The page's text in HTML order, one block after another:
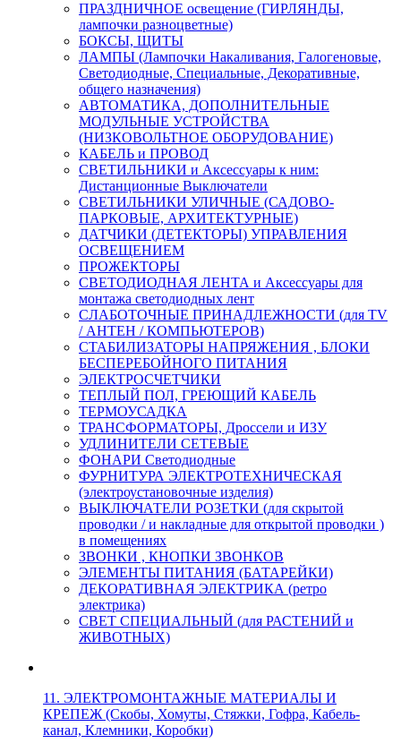
ПРАЗДНИЧНОЕ освещение (ГИРЛЯНДЫ,
лампочки разноцветные)
БОКСЫ, ЩИТЫ
ЛАМПЫ (Лампочки Накаливания, Галогеновые,
Светодиодные, Специальные, Декоративные,
общего назначения)
АВТОМАТИКА, ДОПОЛНИТЕЛЬНЫЕ
МОДУЛЬНЫЕ УСТРОЙСТВА
(НИЗКОВОЛЬТНОЕ ОБОРУДОВАНИЕ)
КАБЕЛЬ и ПРОВОД
СВЕТИЛЬНИКИ и Аксессуары к ним:
Дистанционные Выключатели
СВЕТИЛЬНИКИ УЛИЧНЫЕ (САДОВО-
ПАРКОВЫЕ, АРХИТЕКТУРНЫЕ)
ДАТЧИКИ (ДЕТЕКТОРЫ) УПРАВЛЕНИЯ
ОСВЕЩЕНИЕМ
ПРОЖЕКТОРЫ
СВЕТОДИОДНАЯ ЛЕНТА и Аксессуары для
монтажа светодиодных лент
СЛАБОТОЧНЫЕ ПРИНАДЛЕЖНОСТИ (для TV
/ АНТЕН / КОМПЬЮТЕРОВ)
СТАБИЛИЗАТОРЫ НАПРЯЖЕНИЯ , БЛОКИ
БЕСПЕРЕБОЙНОГО ПИТАНИЯ
ЭЛЕКТРОСЧЕТЧИКИ
ТЕПЛЫЙ ПОЛ, ГРЕЮЩИЙ КАБЕЛЬ
ТЕРМОУСАДКА
ТРАНСФОРМАТОРЫ, Дроссели и ИЗУ
УДЛИНИТЕЛИ СЕТЕВЫЕ
ФОНАРИ Светодиодные
ФУРНИТУРА ЭЛЕКТРОТЕХНИЧЕСКАЯ
(электроустановочные изделия)
ВЫКЛЮЧАТЕЛИ РОЗЕТКИ (для скрытой
проводки / и накладные для открытой проводки )
в помещениях
ЗВОНКИ , КНОПКИ ЗВОНКОВ
ЭЛЕМЕНТЫ ПИТАНИЯ (БАТАРЕЙКИ)
ДЕКОРАТИВНАЯ ЭЛЕКТРИКА (ретро
электрика)
СВЕТ СПЕЦИАЛЬНЫЙ (для РАСТЕНИЙ и
ЖИВОТНЫХ)
11. ЭЛЕКТРОМОНТАЖНЫЕ МАТЕРИАЛЫ И
КРЕПЕЖ (Скобы, Хомуты, Стяжки, Гофра, Кабель-
канал, Клемники, Коробки)